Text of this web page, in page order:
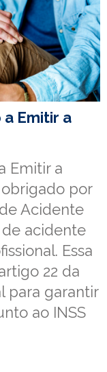
Emitir a
Emitir a
por
Acidente
de acidente
Essa
22 da
para garantir
ao INSS